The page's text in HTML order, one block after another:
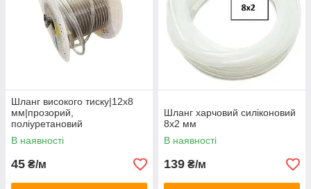
Шланг високого тиску|12х8
мм|прозорий,
поліуретановий
В наявності
45 ₴/м
Шланг харчовий силіконовий
8х2 мм
В наявності
139 ₴/м